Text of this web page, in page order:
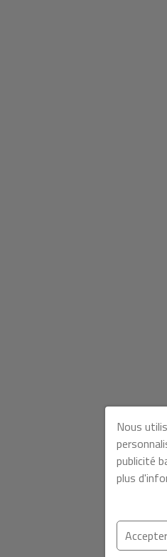
Nous
publicité
plus